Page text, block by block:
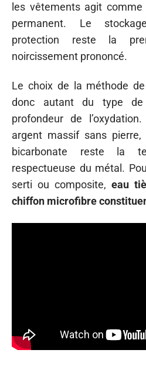
les vêtements agit comme
permanent. Le
protection reste la
noircissement prononcé.
Le choix de la méthode
donc autant du type
profondeur de
argent massif sans
bicarbonate reste la
respectueuse du métal.
serti ou composite, eau
chiffon microfibre